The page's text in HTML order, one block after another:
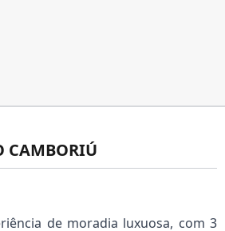
CAMBORIÚ
de moradia luxuosa, com 3